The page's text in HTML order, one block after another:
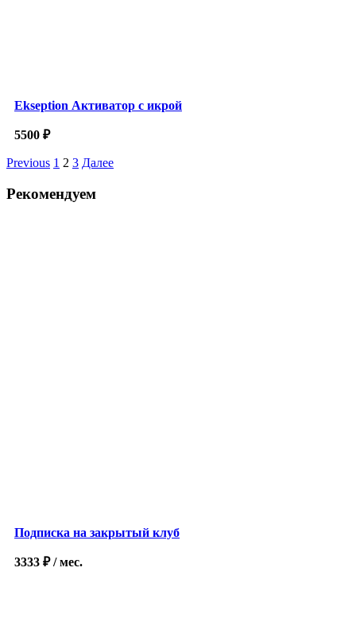
Ekseption Активатор с икрой
5500 ₽
Previous 1 2 3 Далее
Рекомендуем
Подписка на закрытый клуб
3333 ₽ / мес.